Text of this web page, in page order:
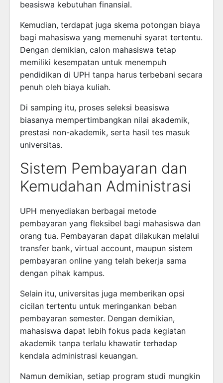
beasiswa kebutuhan finansial.
Kemudian, terdapat juga skema potongan biaya
bagi mahasiswa yang memenuhi syarat tertentu.
Dengan demikian, calon mahasiswa tetap
memiliki kesempatan untuk menempuh
pendidikan di UPH tanpa harus terbebani secara
penuh oleh biaya kuliah.
Di samping itu, proses seleksi beasiswa
biasanya mempertimbangkan nilai akademik,
prestasi non-akademik, serta hasil tes masuk
universitas.
Sistem Pembayaran dan
Kemudahan Administrasi
UPH menyediakan berbagai metode
pembayaran yang fleksibel bagi mahasiswa dan
orang tua. Pembayaran dapat dilakukan melalui
transfer bank, virtual account, maupun sistem
pembayaran online yang telah bekerja sama
dengan pihak kampus.
Selain itu, universitas juga memberikan opsi
cicilan tertentu untuk meringankan beban
pembayaran semester. Dengan demikian,
mahasiswa dapat lebih fokus pada kegiatan
akademik tanpa terlalu khawatir terhadap
kendala administrasi keuangan.
Namun demikian, setiap program studi mungkin